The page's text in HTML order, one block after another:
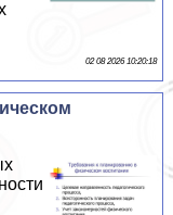
02 08 2026 10:20:18